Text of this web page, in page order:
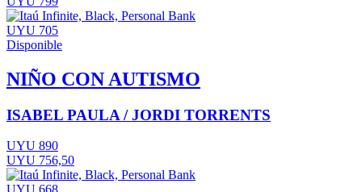
UYU 705
Disponible
NIÑO CON AUTISMO
ISABEL PAULA / JORDI TORRENTS
UYU 890
UYU 756,50